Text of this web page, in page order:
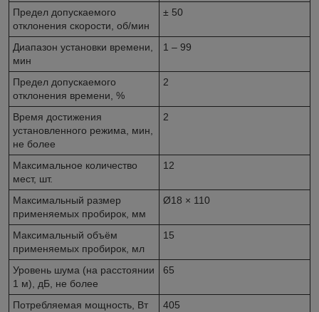
Предел допускаемого
отклонения скорости, об/мин
± 50
Диапазон установки времени,
мин
1 – 99
Предел допускаемого
отклонения времени, %
2
Время достижения
установленного режима, мин,
не более
2
Максимальное количество
мест, шт.
12
Максимальный размер
применяемых пробирок, мм
Ø18 × 110
Максимальный объём
применяемых пробирок, мл
15
Уровень шума (на расстоянии
1 м), дБ, не более
65
Потребляемая мощность, Вт 405